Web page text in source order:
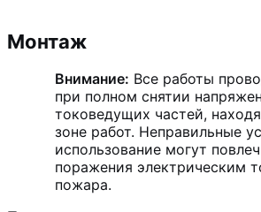
Монтаж
Внимание: Все работы
при полном снятии
токоведущих частей,
зоне работ. Неправильные
использование могут
поражения электрическим
пожара.